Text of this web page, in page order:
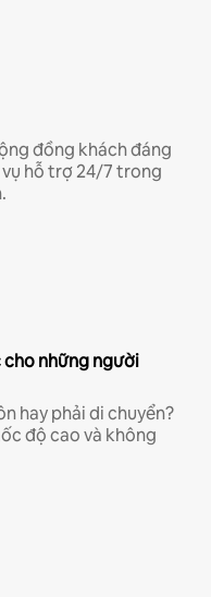
đồng khách đáng
hỗ trợ 24/7 trong
cho những người
hay phải di chuyển?
độ cao và không